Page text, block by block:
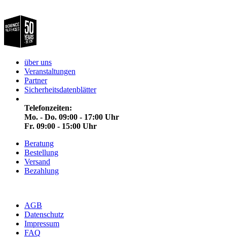
über uns
Veranstaltungen
Partner
Sicherheitsdatenblätter
Telefonzeiten:
Mo. - Do. 09:00 - 17:00 Uhr
Fr. 09:00 - 15:00 Uhr
Beratung
Bestellung
Versand
Bezahlung
AGB
Datenschutz
Impressum
FAQ